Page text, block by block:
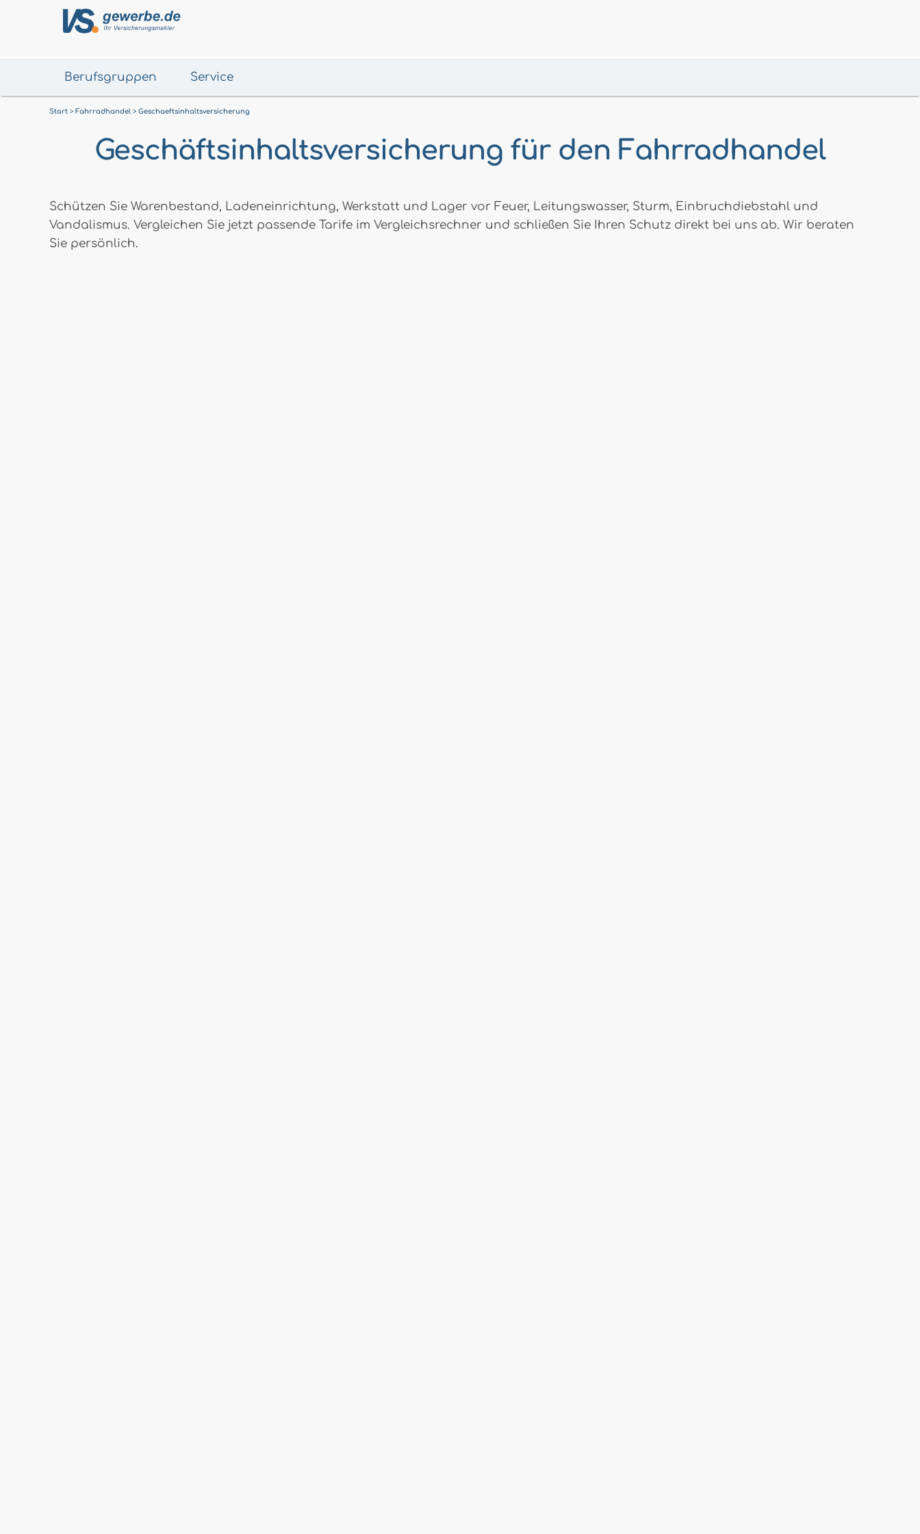
Berufsgruppen Service
Start Fahrradhandel Geschaeftsinhaltsversicherung
Geschäftsinhaltsversicherung für den Fahrradhandel
Schützen Sie Warenbestand, Ladeneinrichtung, Werkstatt und Lager vor Feuer, Leitungswasser, Sturm, Einbruchdiebstahl und
Vandalismus. Vergleichen Sie jetzt passende Tarife im Vergleichsrechner und schließen Sie Ihren Schutz direkt bei uns ab. Wir beraten
Sie persönlich.